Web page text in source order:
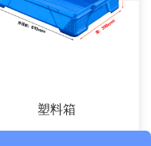
塑料箱